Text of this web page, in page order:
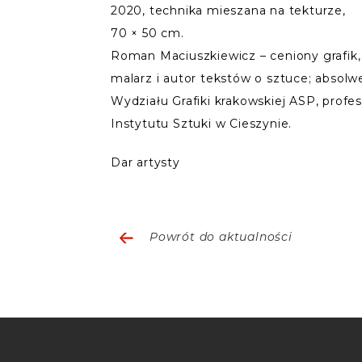
2020, technika mieszana na tekturze,
70 × 50 cm.
Roman Maciuszkiewicz – ceniony grafik,
malarz i autor tekstów o sztuce;
Wydziału Grafiki krakowskiej ASP,
Instytutu Sztuki w Cieszynie.
Dar artysty
Powrót do aktualności